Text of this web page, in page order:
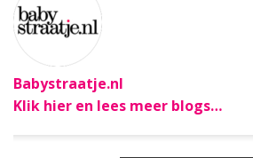
Babystraatje.nl
Klik hier en lees meer blogs…